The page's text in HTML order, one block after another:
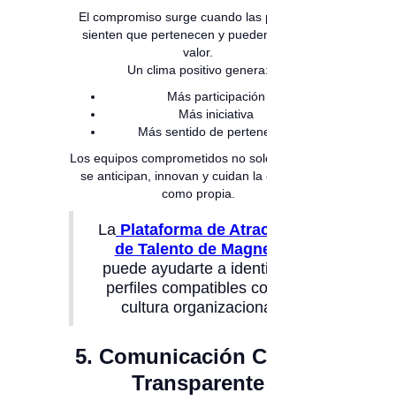
El compromiso surge cuando las personas
sienten que pertenecen y pueden aportar
valor.
Un clima positivo genera:
Más participación
Más iniciativa
Más sentido de pertenencia
Los equipos comprometidos no solo cumplen;
se anticipan, innovan y cuidan la empresa
como propia.
La Plataforma de Atracción
de Talento de Magneto
puede ayudarte a identificar
perfiles compatibles con tu
cultura organizacional.
5. Comunicación Clara y
Transparente